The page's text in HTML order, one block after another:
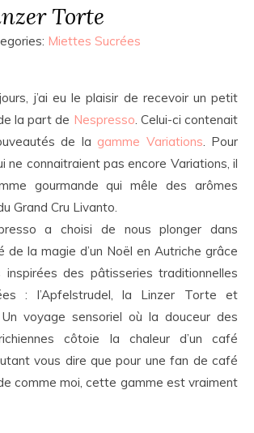
Torte
Miettes Sucrées
j’ai eu le plaisir de recevoir un petit
la part de Nespresso. Celui-ci contenait
de la gamme Variations. Pour
ne connaitraient pas encore Variations, il
gourmande qui mêle des arômes
Grand Cru Livanto.
a choisi de nous plonger dans
de la magie d’un Noël en Autriche grâce
des pâtisseries traditionnelles
: l’Apfelstrudel, la Linzer Torte et
voyage sensoriel où la douceur des
côtoie la chaleur d’un café
vous dire que pour une fan de café
comme moi, cette gamme est vraiment